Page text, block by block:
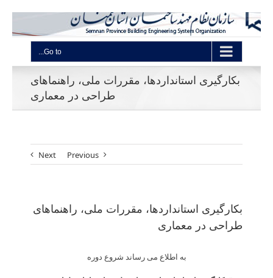
Go to...
بکارگیری استانداردها، مقررات ملی، راهنماهای
طراحی در معماری
Previous
Next
بکارگیری استانداردها، مقررات ملی، راهنماهای
طراحی در معماری
به اطلاع می رساند شروع دوره